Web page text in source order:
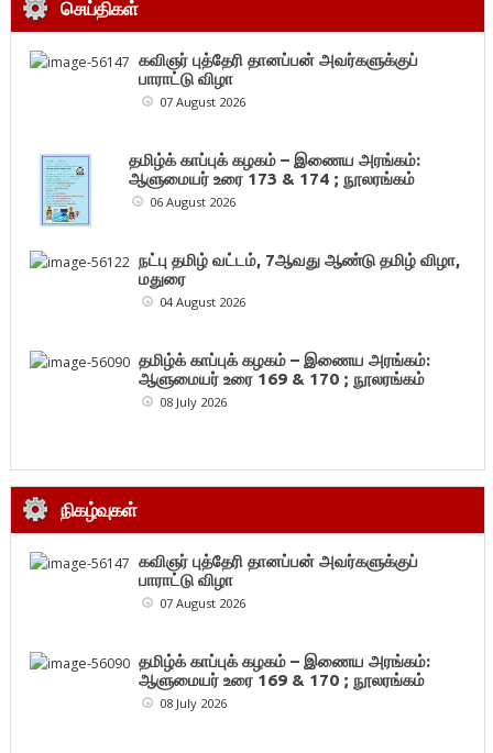
செய்திகள்
கவிஞர் புத்தேரி தானப்பன் அவர்களுக்குப்
பாராட்டு விழா
07 August 2026
தமிழ்க் காப்புக் கழகம் – இணைய அரங்கம்:
ஆளுமையர் உரை 173 & 174 ; நூலரங்கம்
06 August 2026
நட்பு தமிழ் வட்டம், 7ஆவது ஆண்டு தமிழ் விழா,
மதுரை
04 August 2026
தமிழ்க் காப்புக் கழகம் – இணைய அரங்கம்:
ஆளுமையர் உரை 169 & 170 ; நூலரங்கம்
08 July 2026
நிகழ்வுகள்
கவிஞர் புத்தேரி தானப்பன் அவர்களுக்குப்
பாராட்டு விழா
07 August 2026
தமிழ்க் காப்புக் கழகம் – இணைய அரங்கம்:
ஆளுமையர் உரை 169 & 170 ; நூலரங்கம்
08 July 2026